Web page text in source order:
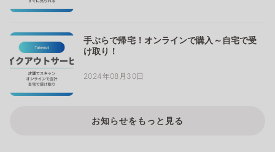
手ぶらで帰宅！オンラインで購入～自宅で受
け取り！
2024年08月30日
お知らせをもっと見る